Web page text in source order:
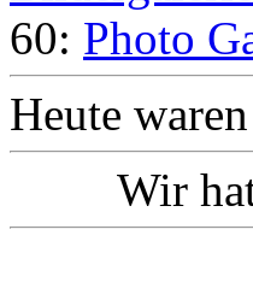
Bildergalerie
60:Photo
Heute
Wir